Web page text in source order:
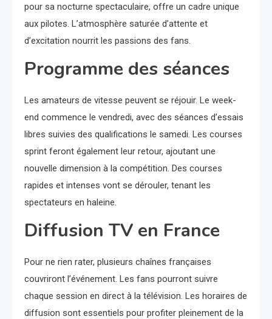
pour sa nocturne spectaculaire, offre un cadre unique
aux pilotes. L’atmosphère saturée d’attente et
d’excitation nourrit les passions des fans.
Programme des séances
Les amateurs de vitesse peuvent se réjouir. Le week-
end commence le vendredi, avec des séances d’essais
libres suivies des qualifications le samedi. Les courses
sprint feront également leur retour, ajoutant une
nouvelle dimension à la compétition. Des courses
rapides et intenses vont se dérouler, tenant les
spectateurs en haleine.
Diffusion TV en France
Pour ne rien rater, plusieurs chaînes françaises
couvriront l’événement. Les fans pourront suivre
chaque session en direct à la télévision. Les horaires de
diffusion sont essentiels pour profiter pleinement de la